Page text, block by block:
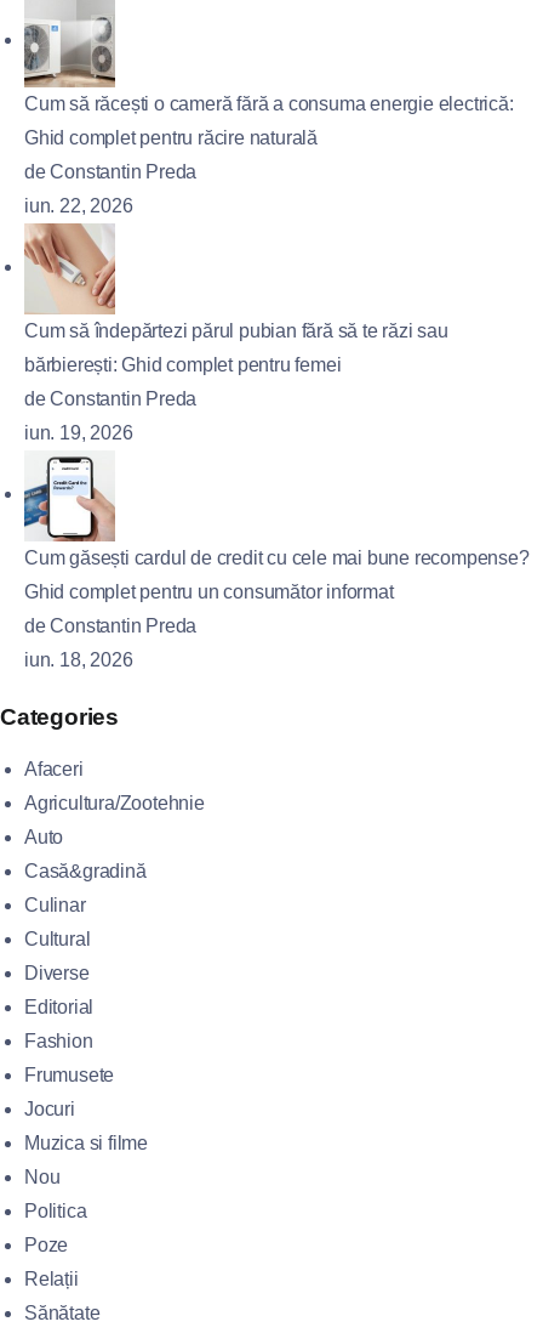
Cum să răcești o cameră fără a consuma energie electrică:
Ghid complet pentru răcire naturală
de Constantin Preda
iun. 22, 2026
Cum să îndepărtezi părul pubian fără să te răzi sau
bărbierești: Ghid complet pentru femei
de Constantin Preda
iun. 19, 2026
Cum găsești cardul de credit cu cele mai bune recompense?
Ghid complet pentru un consumător informat
de Constantin Preda
iun. 18, 2026
Categories
Afaceri
Agricultura/Zootehnie
Auto
Casă&gradină
Culinar
Cultural
Diverse
Editorial
Fashion
Frumusete
Jocuri
Muzica si filme
Nou
Politica
Poze
Relații
Sănătate